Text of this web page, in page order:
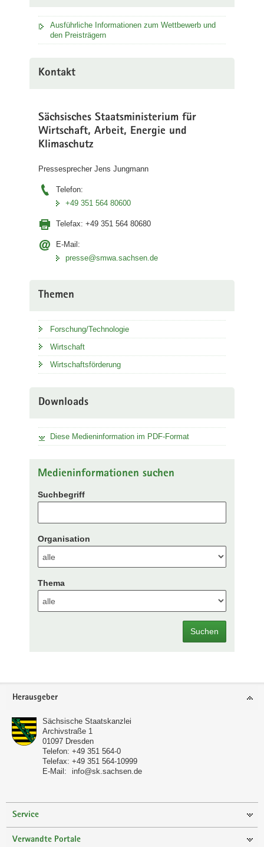
Ausführliche Informationen zum Wettbewerb und
den Preisträgern
Kontakt
Sächsisches Staatsministerium für
Wirtschaft, Arbeit, Energie und
Klimaschutz
Pressesprecher Jens Jungmann
Telefon:
+49 351 564 80600
Telefax: +49 351 564 80680
E-Mail:
presse@smwa.sachsen.de
Themen
Forschung/Technologie
Wirtschaft
Wirtschaftsförderung
Downloads
Diese Medieninformation im PDF-Format
Medieninformationen suchen
Suchbegriff
Organisation
Thema
Suchen
Footer-
Herausgeber
Sächsische Staatskanzlei
Archivstraße 1
01097 Dresden
Telefon: +49 351 564-0
Telefax: +49 351 564-10999
E-Mail:
info@sk.sachsen.de
Service
Verwandte Portale